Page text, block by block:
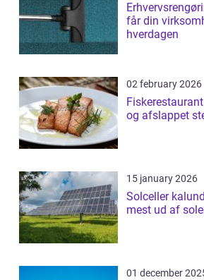
Erhvervsrengøring
får din
hverdagen
02 february 2026
Fiskerestaurant frisk fisk, havluft
og afslappet
15 january 2026
Solceller kalundborg
mest ud af
01 december